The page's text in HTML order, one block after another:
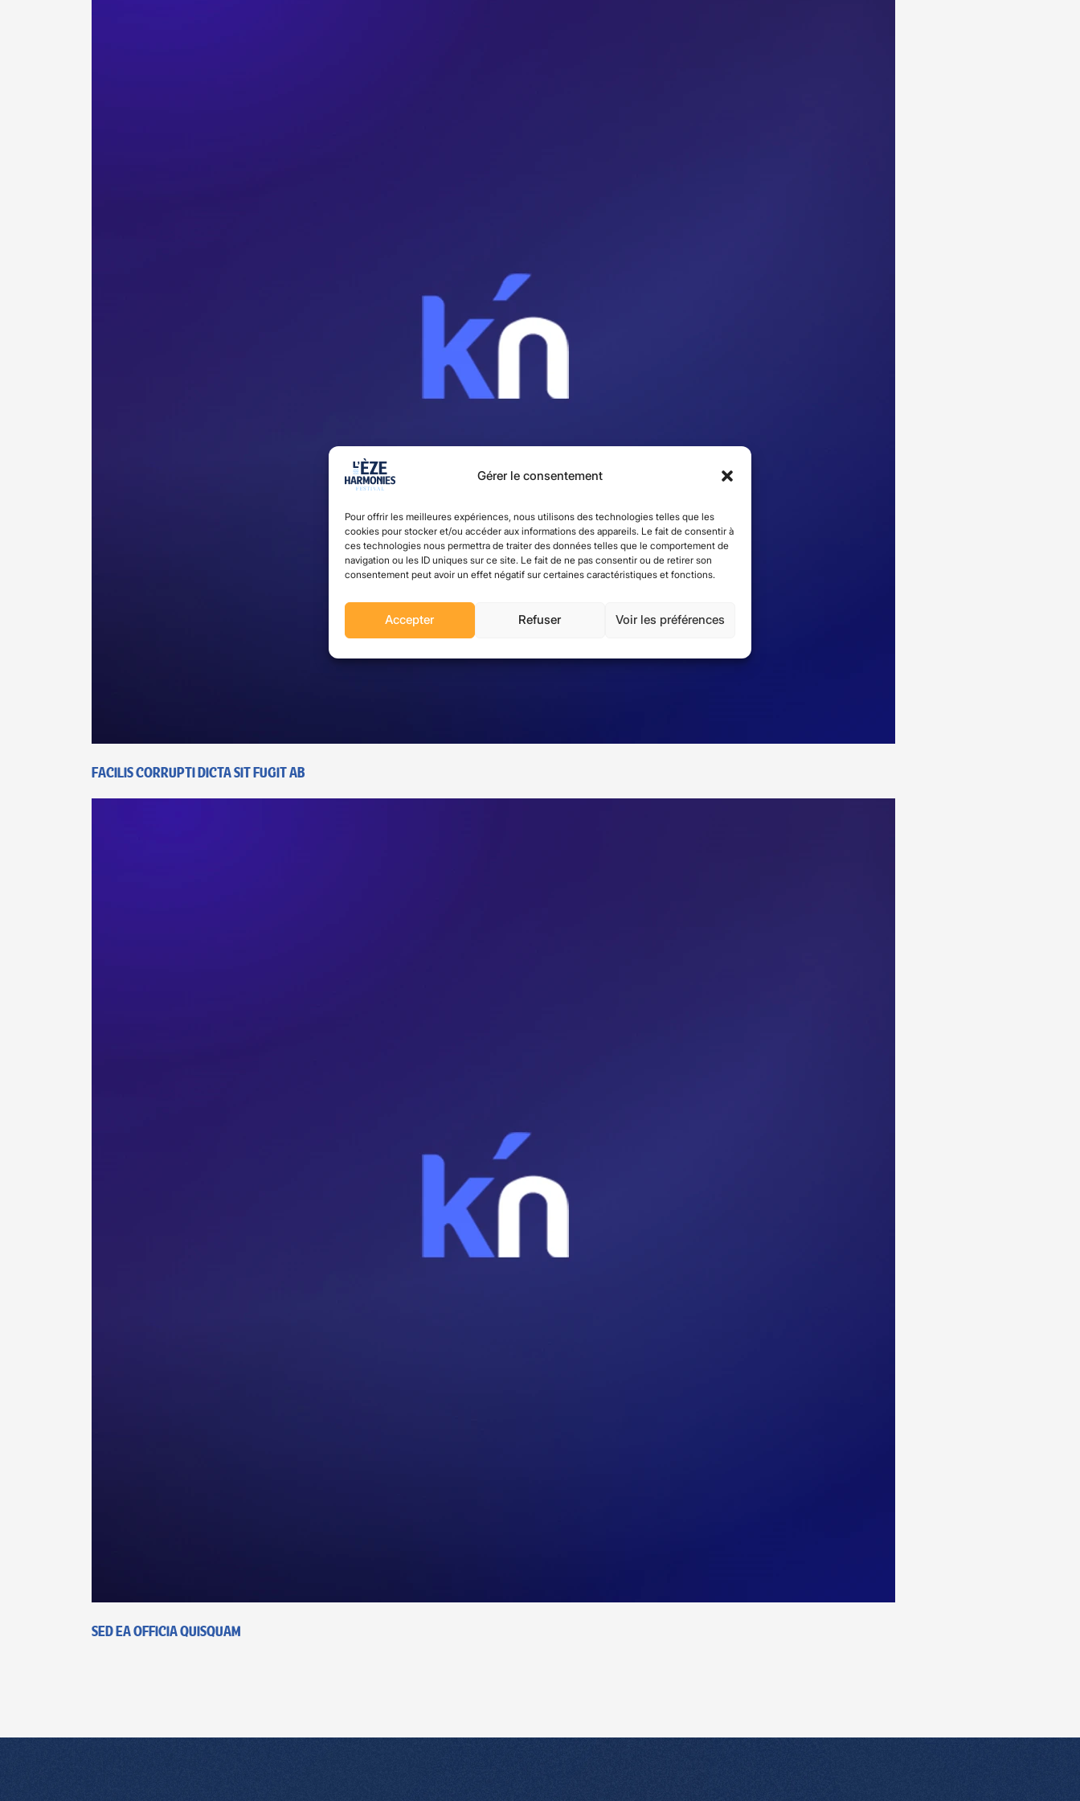
Gérer le consentement
Pour offrir les meilleures expériences, nous utilisons des technologies telles que les
cookies pour stocker et/ou accéder aux informations des appareils. Le fait de consentir à
ces technologies nous permettra de traiter des données telles que le comportement de
navigation ou les ID uniques sur ce site. Le fait de ne pas consentir ou de retirer son
consentement peut avoir un effet négatif sur certaines caractéristiques et fonctions.
Accepter Refuser Voir les préférences
Facilis corrupti dicta sit fugit ab
Sed ea officia quisquam